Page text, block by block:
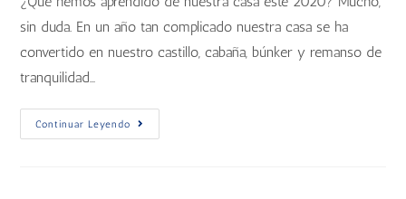
sin duda. En un año tan complicado nuestra casa se ha
convertido en nuestro castillo, cabaña, búnker y remanso de
tranquilidad…
Continuar Leyendo